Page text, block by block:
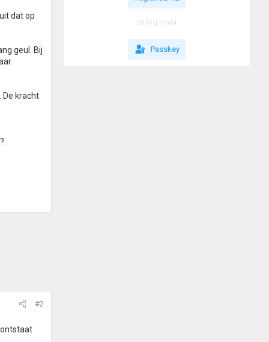
dat op
geul. Bij
De kracht
#2
ontstaat
or log in via
Passkey